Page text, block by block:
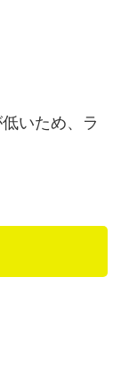
いため、ラ